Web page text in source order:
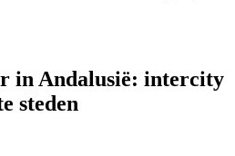
in Andalusië: intercity
steden